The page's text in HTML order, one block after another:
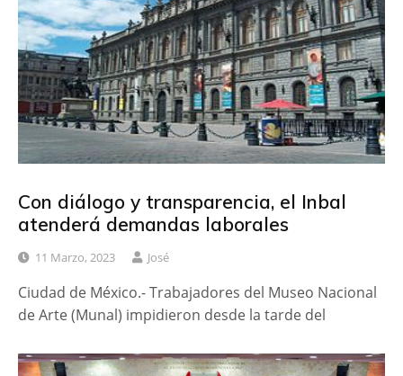
Con diálogo y transparencia, el Inbal
atenderá demandas laborales
11 Marzo, 2023 José
Ciudad de México.- Trabajadores del Museo Nacional
de Arte (Munal) impidieron desde la tarde del